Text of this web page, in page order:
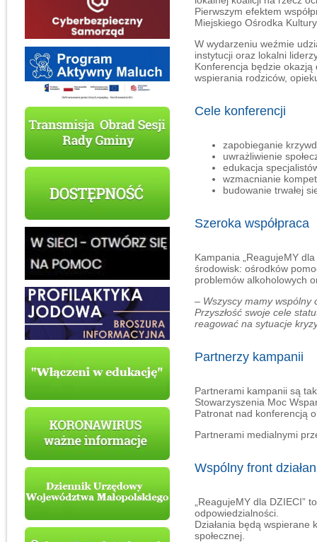
Pierwszym efektem
Miejskiego Ośrodka
W wydarzeniu weźmie
instytucji oraz lokalni
Konferencja będzie okazją
wspierania rodziców,
Cele konferencji
zapobieganie
uwrażliwienie
edukacja
wzmacnianie
budowanie trwałej
Szeroka współpraca
Kampania „ReagujeMY
środowisk: ośrodków
problemów alkoholowych
– Wszyscy mamy wspólny
Przyszłość swoje cele
reagować na sytuacje
Partnerzy kampanii
Partnerami kampanii są
Stowarzyszenia Moc
Patronat nad konferencją
Partnerami medialnymi
Wspólny front
„ReagujeMY dla DZIECI”
odpowiedzialności.
Działania będą wspierane
społecznej.